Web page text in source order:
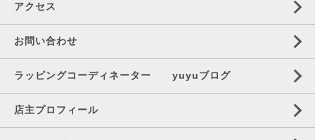
アクセス
お問い合わせ
ラッピングコーディネーター yuyuブログ
店主プロフィール